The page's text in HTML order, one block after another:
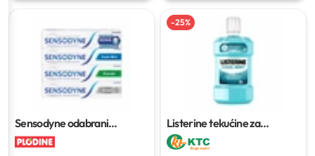
Sensodyne odabrani
proizvodi
-25%
Listerine tekućine za
ispiranje usta